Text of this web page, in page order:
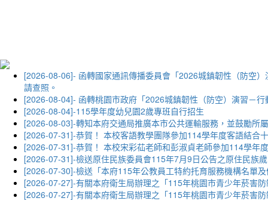
[2026-08-06]- 函轉國家通訊傳播委員會「2026城鎮韌性（防空
請查照。
[2026-08-04]- 函轉桃園市政府「2026城鎮韌性（防空）演習－
[2026-08-04]-115學年度幼兒園2歲專班自行招生
[2026-08-03]-轉知本府交通局推廣本市公共運輸服務，並鼓勵所
[2026-07-31]-恭賀！ 本校客語教學團隊參加114學年度客語結合
[2026-07-31]-恭賀！ 本校宋彩苮老師和彭淑貞老師參加114學年
[2026-07-31]-檢送原住民族委員會115年7月9日公告之原住民族
[2026-07-30]-檢送「本府115年公教員工特約托育服務機構名單
[2026-07-27]-有關本府衛生局辦理之「115年桃園市青少年菸害
[2026-07-27]-有關本府衛生局辦理之「115年桃園市青少年菸害